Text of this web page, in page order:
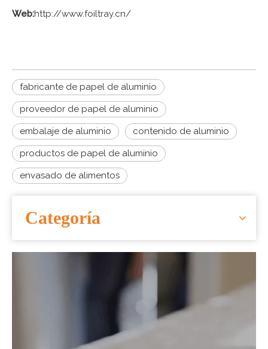
Web:http://www.foiltray.cn/
fabricante de papel de aluminio
proveedor de papel de aluminio
embalaje de aluminio contenido de aluminio
productos de papel de aluminio
envasado de alimentos
Categoría